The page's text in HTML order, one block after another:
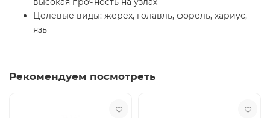
Целевые виды: жерех, голавль, форель, хариус,
язь
Рекомендуем посмотреть